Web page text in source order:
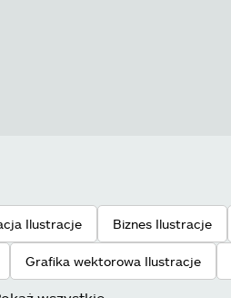
Ilustracje Biznes Ilustracje
Grafika wektorowa Ilustracje